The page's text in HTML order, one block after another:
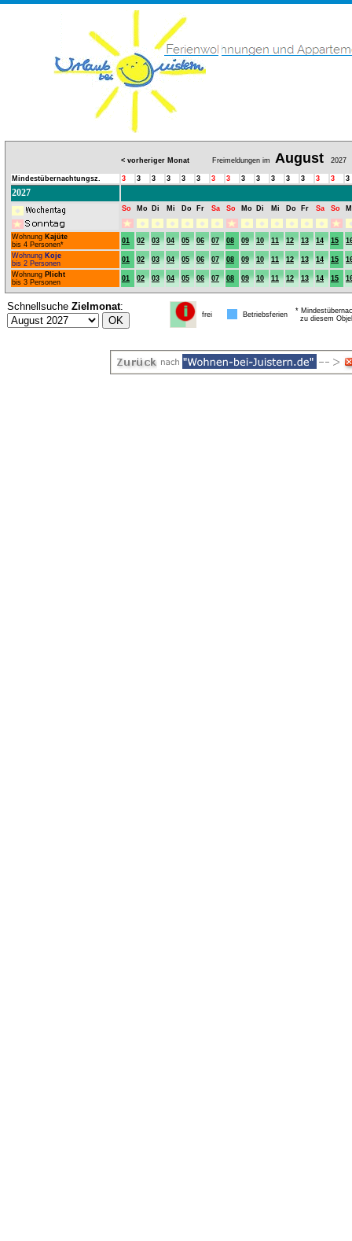
< vorheriger Monat Freimeldungen im August 2027
Mindestübernachtungsz. 3 3 3 3 3 3 3 3 3 3 3 3 3 3 3 3
2027
So Mo Di Mi Do Fr Sa So Mo Di Mi Do Fr Sa So
Wohnung Kajüte
bis 4 Personen*
01 02 03 04 05 06 07 08 09 10 11 12 13 14 15
Wohnung Koje
bis 2 Personen
01 02 03 04 05 06 07 08 09 10 11 12 13 14 15
Wohnung Plicht
bis 3 Personen
01 02 03 04 05 06 07 08 09 10 11 12 13 14 15
Schnellsuche Zielmonat:
frei Betriebsferien
*
zu diesem